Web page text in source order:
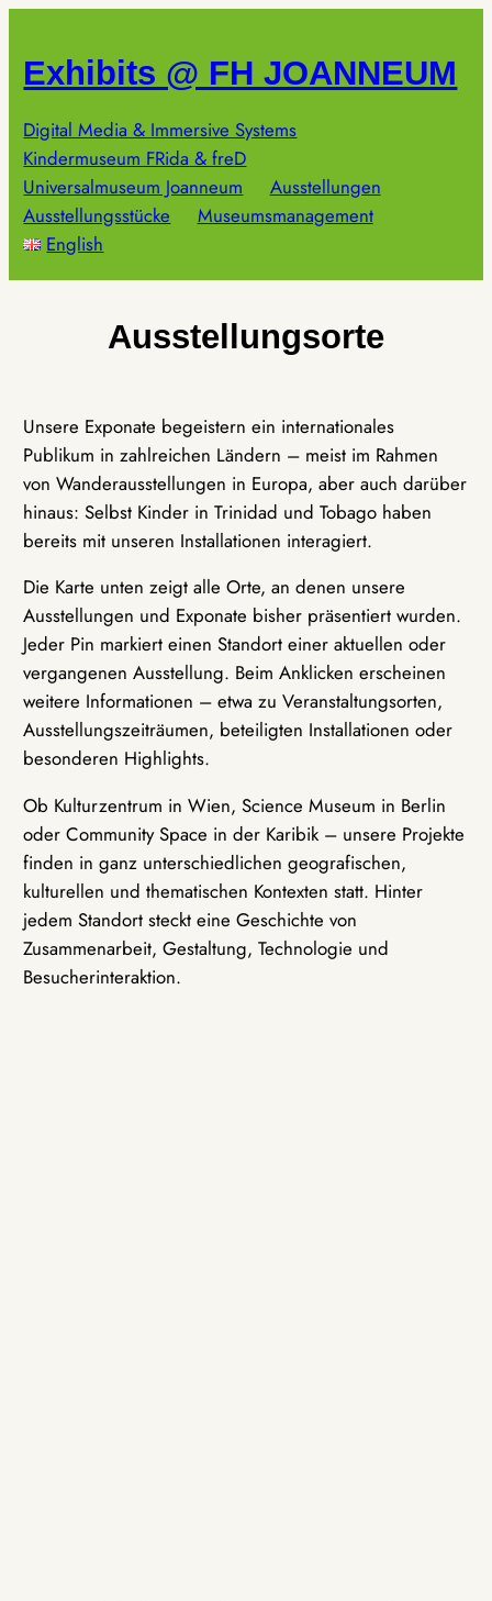
springen
Exhibits @ FH JOANNEUM
Digital Media & Immersive Systems
Kindermuseum FRida & freD
Universalmuseum Joanneum
Ausstellungen
Ausstellungsstücke
Museumsmanagement
English
Ausstellungsorte
Unsere Exponate begeistern ein internationales
Publikum in zahlreichen Ländern – meist im Rahmen
von Wanderausstellungen in Europa, aber auch darüber
hinaus: Selbst Kinder in Trinidad und Tobago haben
bereits mit unseren Installationen interagiert.
Die Karte unten zeigt alle Orte, an denen unsere
Ausstellungen und Exponate bisher präsentiert wurden.
Jeder Pin markiert einen Standort einer aktuellen oder
vergangenen Ausstellung. Beim Anklicken erscheinen
weitere Informationen – etwa zu Veranstaltungsorten,
Ausstellungszeiträumen, beteiligten Installationen oder
besonderen Highlights.
Ob Kulturzentrum in Wien, Science Museum in Berlin
oder Community Space in der Karibik – unsere Projekte
finden in ganz unterschiedlichen geografischen,
kulturellen und thematischen Kontexten statt. Hinter
jedem Standort steckt eine Geschichte von
Zusammenarbeit, Gestaltung, Technologie und
Besucherinteraktion.